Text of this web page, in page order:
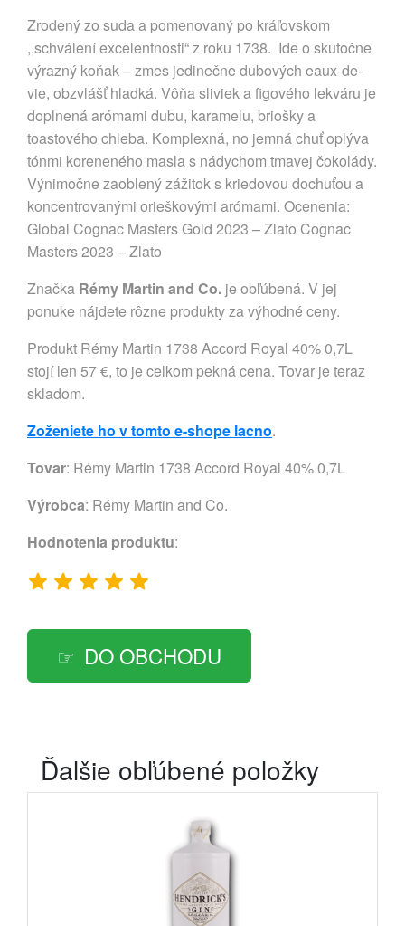
Zrodený zo suda a pomenovaný po kráľovskom
,,schválení excelentnosti“ z roku 1738. Ide o skutočne
výrazný koňak – zmes jedinečne dubových eaux-de-
vie, obzvlášť hladká. Vôňa sliviek a figového lekváru je
doplnená arómami dubu, karamelu, briošky a
toastového chleba. Komplexná, no jemná chuť oplýva
tónmi koreneného masla s nádychom tmavej čokolády.
Výnimočne zaoblený zážitok s kriedovou dochuťou a
koncentrovanými orieškovými arómami. Ocenenia:
Global Cognac Masters Gold 2023 – Zlato Cognac
Masters 2023 – Zlato
Značka Rémy Martin and Co. je obľúbená. V jej
ponuke nájdete rôzne produkty za výhodné ceny.
Produkt Rémy Martin 1738 Accord Royal 40% 0,7L
stojí len 57 €, to je celkom pekná cena. Tovar je teraz
skladom.
Zoženiete ho v tomto e-shope lacno.
Tovar: Rémy Martin 1738 Accord Royal 40% 0,7L
Výrobca: Rémy Martin and Co.
Hodnotenia produktu:
DO OBCHODU
Ďalšie obľúbené položky